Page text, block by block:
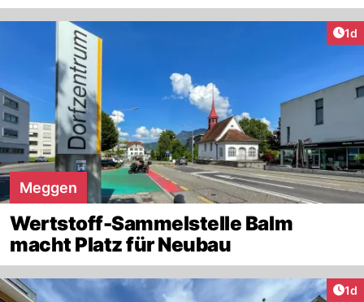
1d
Meggen
Wertstoff-Sammelstelle Balm
macht Platz für Neubau
1d